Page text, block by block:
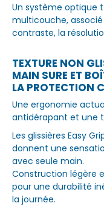
Un système optique
multicouche, associé
contraste, la
TEXTURE NON
MAIN SURE ET
LA PROTECTION
Une ergonomie
antidérapant et une
Les glissières Easy
donnent une
avec seule main.
Construction légère
pour une durabilité
la journée.